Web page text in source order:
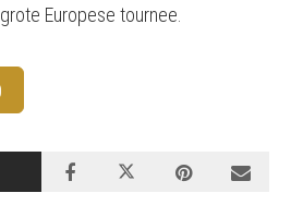
Europese tournee.